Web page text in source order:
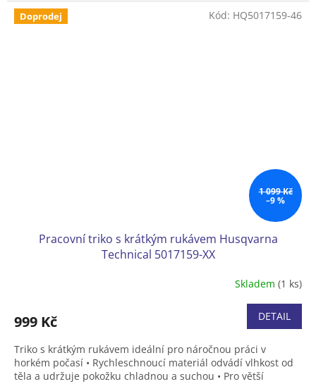
Doprodej
1 099 Kč
–9 %
Pracovní triko s krátkým rukávem Husqvarna
Technical 5017159-XX
Skladem (1 ks)
999 Kč DETAIL
Triko s krátkým rukávem ideální pro náročnou práci v
horkém počasí • Rychleschnoucí materiál odvádí vlhkost od
těla a udržuje pokožku chladnou a suchou • Pro větší
Kód: HQ5017159-46